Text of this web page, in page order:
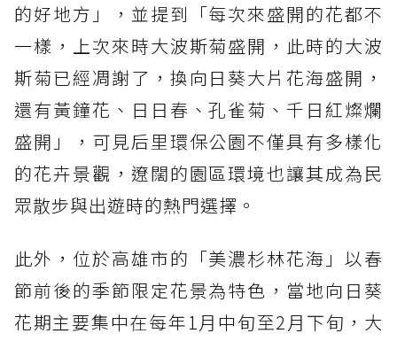
的好地方」，並提到「每次來盛開的花都不
一樣，上次來時大波斯菊盛開，此時的大波
斯菊已經凋謝了，換向日葵大片花海盛開，
還有黃鐘花、日日春、孔雀菊、千日紅燦爛
盛開」，可見后里環保公園不僅具有多樣化
的花卉景觀，遼闊的園區環境也讓其成為民
眾散步與出遊時的熱門選擇。
此外，位於高雄市的「美濃杉林花海」以春
節前後的季節限定花景為特色，當地向日葵
花期主要集中在每年1月中旬至2月下旬，大